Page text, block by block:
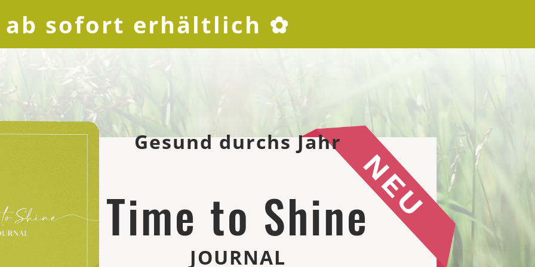
sofort erhältlich ✿
Gesund durchs Jahr
Time to Shine
JOURNAL